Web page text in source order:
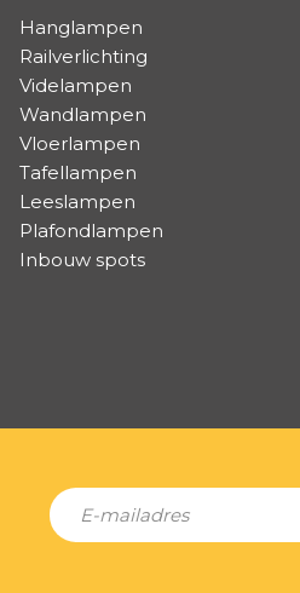
Hanglampen
Railverlichting
Videlampen
Wandlampen
Vloerlampen
Tafellampen
Leeslampen
Plafondlampen
Inbouw spots